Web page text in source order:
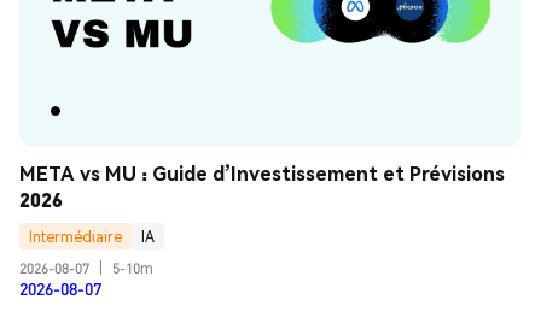
META vs MU : Guide d’Investissement et Prévisions
2026
Intermédiaire
IA
2026-08-07
5-10m
2026-08-07